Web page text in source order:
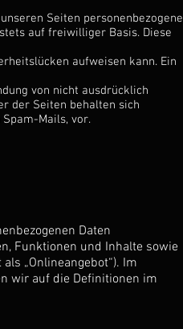
Seiten personenbezogene
auf freiwilliger Basis. Diese
aufweisen kann. Ein
von nicht ausdrücklich
der Seiten behalten sich
Mails, vor.​
Daten
Funktionen und Inhalte sowie
„Onlineangebot“). Im
wir auf die Definitionen im